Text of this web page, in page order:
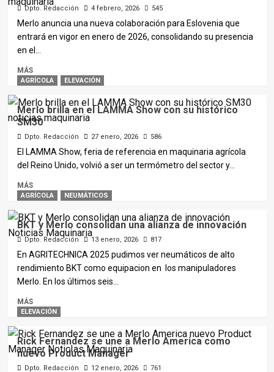
Dpto. Redacción 4 febrero, 2026 545
Merlo anuncia una nueva colaboración para Eslovenia que
entrará en vigor en enero de 2026, consolidando su presencia
en el...
MÁS
AGRÍCOLA ELEVACIÓN
Merlo brilla en el LAMMA Show con su histórico
SM30
Dpto. Redacción 27 enero, 2026 586
El LAMMA Show, feria de referencia en maquinaria agrícola
del Reino Unido, volvió a ser un termómetro del sector y...
MÁS
AGRÍCOLA NEUMÁTICOS
BKT y Merlo consolidan una alianza de innovación
Dpto. Redacción 13 enero, 2026 817
En AGRITECHNICA 2025 pudimos ver neumáticos de alto
rendimiento BKT como equipacion en los manipuladores
Merlo. En los últimos seis...
MÁS
ELEVACIÓN
Rick Fernandez se une a Merlo America como
nuevo Product Manager
Dpto. Redacción 12 enero, 2026 761